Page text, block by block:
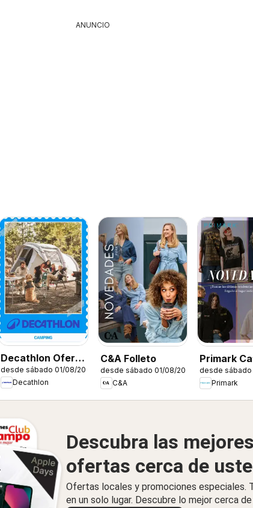
ANUNCIO
Decathlon Oferta
estacional
desde sábado 01/08/2026
Decathlon
C&A Folleto
desde sábado 01/08/2026
C&A
Primark
desde sábado
Primark
Descubra las mejores
ofertas cerca de
Ofertas locales y promociones especiales.
en un solo lugar. Descubre lo mejor cerca